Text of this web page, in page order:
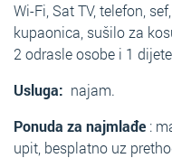
Wi-Fi, Sat TV, telefon,
kupaonica, sušilo za
2 odrasle osobe i 1
Usluga: najam.
Ponuda za najmlađe :
upit, besplatno uz